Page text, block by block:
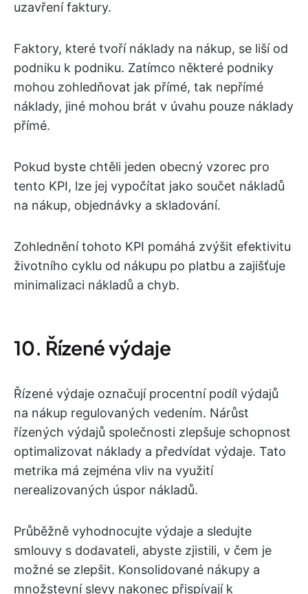
uzavření faktury.
Faktory, které tvoří náklady na nákup, se liší od
podniku k podniku. Zatímco některé podniky
mohou zohledňovat jak přímé, tak nepřímé
náklady, jiné mohou brát v úvahu pouze náklady
přímé.
Pokud byste chtěli jeden obecný vzorec pro
tento KPI, lze jej vypočítat jako součet nákladů
na nákup, objednávky a skladování.
Zohlednění tohoto KPI pomáhá zvýšit efektivitu
životního cyklu od nákupu po platbu a zajišťuje
minimalizaci nákladů a chyb.
10. Řízené výdaje
Řízené výdaje označují procentní podíl výdajů
na nákup regulovaných vedením. Nárůst
řízených výdajů společnosti zlepšuje schopnost
optimalizovat náklady a předvídat výdaje. Tato
metrika má zejména vliv na využití
nerealizovaných úspor nákladů.
Průběžně vyhodnocujte výdaje a sledujte
smlouvy s dodavateli, abyste zjistili, v čem je
možné se zlepšit. Konsolidované nákupy a
množstevní slevy nakonec přispívají k